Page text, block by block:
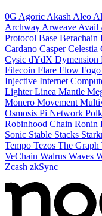
0G Agoric Akash Aleo
Archway Arweave Avail
Protocol Base Berachain
Cardano CasperCelestia
Cysic dYdX Dymension
Filecoin Flare Flow Fogo
Injective Internet
LighterLinea Mantle
Monero Movement
Osmosis Pi Network
Robinhood Chain Ronin
Sonic Stable Stacks
Tempo Tezos The Graph
VeChain Walrus Waves
Zcash zkSync